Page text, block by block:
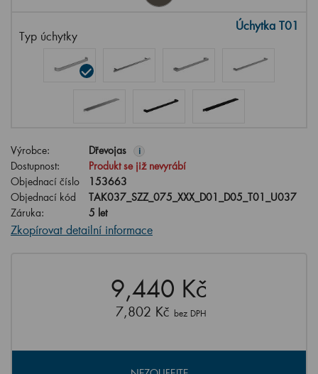
Typ úchytky
Úchytka T01
Výrobce: Dřevojas i
Dostupnost:
Produkt se již nevyrábí
Objednací číslo
153663
Objednací kód
TAK037_SZZ_075_XXX_D01_D05_T01_U037
Záruka:
5 let
Zkopírovat detailní informace
9,440 Kč
7,802 Kč bez DPH